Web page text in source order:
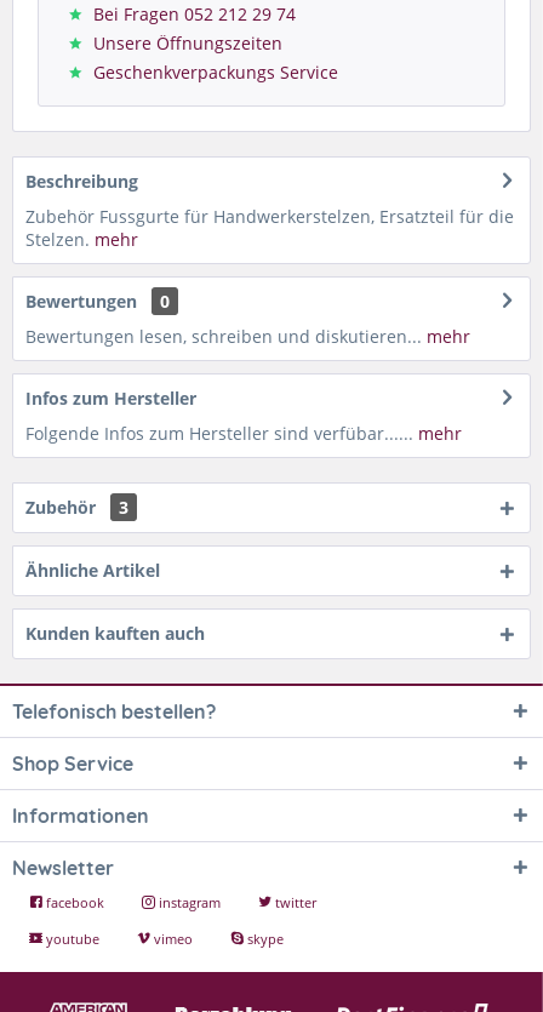
Bei Fragen 052 212 29 74
Unsere Öffnungszeiten
Geschenkverpackungs Service
Beschreibung
Zubehör Fussgurte für Handwerkerstelzen, Ersatzteil für die
Stelzen. mehr
Bewertungen
0
Bewertungen lesen, schreiben und diskutieren... mehr
Infos zum Hersteller
Folgende Infos zum Hersteller sind verfübar...... mehr
Zubehör 3
Ähnliche Artikel
Kunden kauften auch
Telefonisch bestellen?
Shop Service
Informationen
Newsletter
facebook instagram
twitter
youtube
vimeo skype